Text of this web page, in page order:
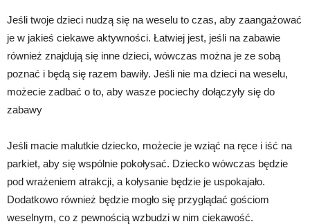
Jeśli twoje dzieci nudzą się na weselu to czas, aby zaangażować
je w jakieś ciekawe aktywności. Łatwiej jest, jeśli na zabawie
również znajdują się inne dzieci, wówczas można je ze sobą
poznać i będą się razem bawiły. Jeśli nie ma dzieci na weselu,
możecie zadbać o to, aby wasze pociechy dołączyły się do
zabawy
Jeśli macie malutkie dziecko, możecie je wziąć na ręce i iść na
parkiet, aby się wspólnie pokołysać. Dziecko wówczas będzie
pod wrażeniem atrakcji, a kołysanie będzie je uspokajało.
Dodatkowo również będzie mogło się przyglądać gościom
weselnym, co z pewnością wzbudzi w nim ciekawość.